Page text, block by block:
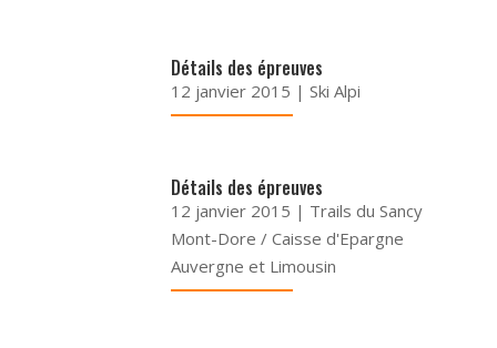
Détails des épreuves
12 janvier 2015 |Ski Alpi
Détails des épreuves
12 janvier 2015 | Trails du Sancy
Mont-Dore / Caisse d'Epargne
Auvergne et Limousin